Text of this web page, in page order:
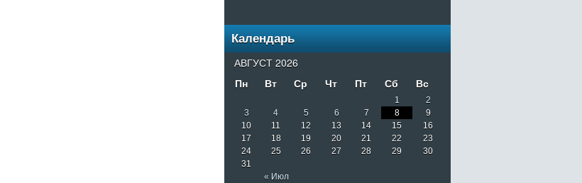
Календарь
АВГУСТ 2026
Пн
Вт Ср Чт Пт Сб Вс
« Июл
1
2
3
4 5 6 7 8
9
10
11 12 13 14 15
16
17
18 19 20 21 22
23
24
25 26 27 28 29
30
31